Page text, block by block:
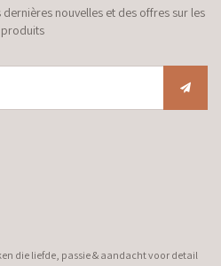
nouvelles et des offres sur les
produits
die liefde, passie & aandacht voor detail